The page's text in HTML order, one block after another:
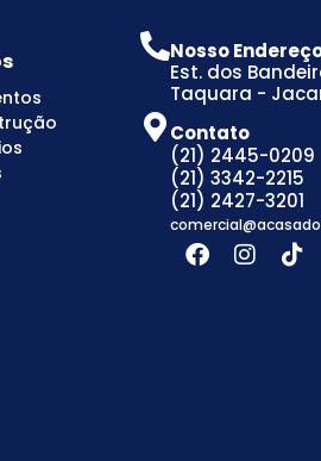
Nosso
Est. dos
Taquara -
Contato
(21) 2445-0209
(21) 3342-2215
(21) 2427-3201